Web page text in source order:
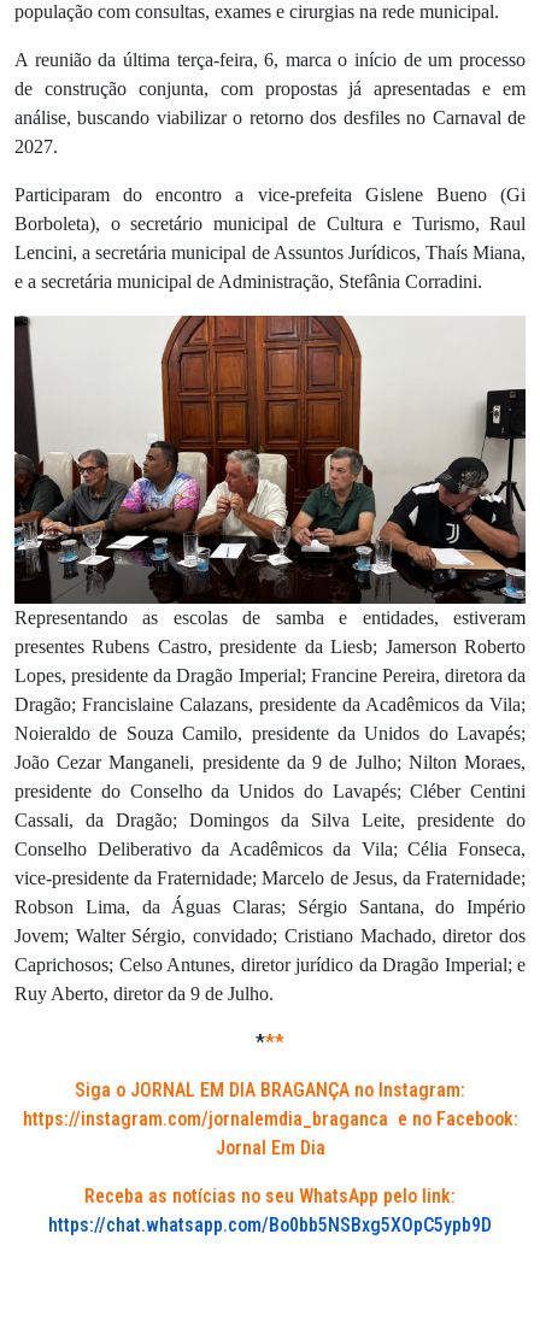
população com consultas, exames e cirurgias na rede municipal.
A reunião da última terça-feira, 6, marca o início de um processo
de construção conjunta, com propostas já apresentadas e em
análise, buscando viabilizar o retorno dos desfiles no Carnaval de
2027.
Participaram do encontro a vice-prefeita Gislene Bueno (Gi
Borboleta), o secretário municipal de Cultura e Turismo, Raul
Lencini, a secretária municipal de Assuntos Jurídicos, Thaís Miana,
e a secretária municipal de Administração, Stefânia Corradini.
Representando as escolas de samba e entidades, estiveram
presentes Rubens Castro, presidente da Liesb; Jamerson Roberto
Lopes, presidente da Dragão Imperial; Francine Pereira, diretora da
Dragão; Francislaine Calazans, presidente da Acadêmicos da Vila;
Noieraldo de Souza Camilo, presidente da Unidos do Lavapés;
João Cezar Manganeli, presidente da 9 de Julho; Nilton Moraes,
presidente do Conselho da Unidos do Lavapés; Cléber Centini
Cassali, da Dragão; Domingos da Silva Leite, presidente do
Conselho Deliberativo da Acadêmicos da Vila; Célia Fonseca,
vice-presidente da Fraternidade; Marcelo de Jesus, da Fraternidade;
Robson Lima, da Águas Claras; Sérgio Santana, do Império
Jovem; Walter Sérgio, convidado; Cristiano Machado, diretor dos
Caprichosos; Celso Antunes, diretor jurídico da Dragão Imperial; e
Ruy Aberto, diretor da 9 de Julho.
***
Siga o JORNAL EM DIA BRAGANÇA no Instagram:
https://instagram.com/jornalemdia_braganca e no Facebook:
Jornal Em Dia
Receba as notícias no seu WhatsApp pelo link:
https://chat.whatsapp.com/Bo0bb5NSBxg5XOpC5ypb9D